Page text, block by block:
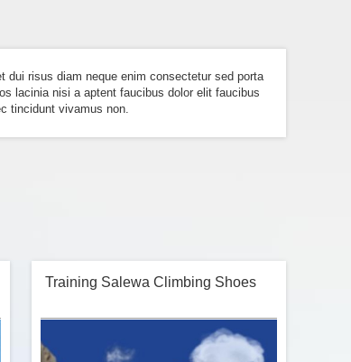
dui risus diam neque enim consectetur sed porta
lacinia nisi a aptent faucibus dolor elit faucibus
tincidunt vivamus non.
Training Salewa Climbing Shoes